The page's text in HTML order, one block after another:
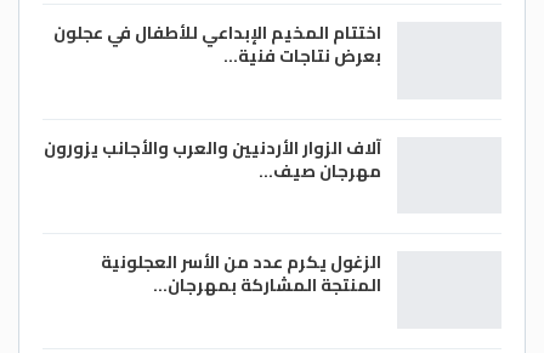
اختتام المخيم الإبداعي للأطفال في عجلون
بعرض نتاجات فنية…
آلاف الزوار الأردنيين والعرب والأجانب يزورون
مهرجان صيف…
الزغول يكرم عدد من الأسر العجلونية
المنتجة المشاركة بمهرجان…